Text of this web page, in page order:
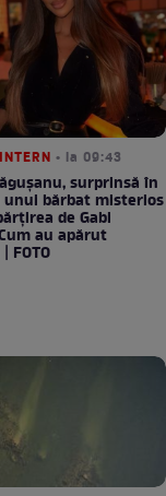
• la 09:43
surprinsă în
unui bărbat misterios
de Gabi
au apărut
FOTO